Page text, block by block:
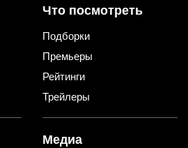
Что посмотреть
Подборки
Премьеры
Рейтинги
Трейлеры
Медиа